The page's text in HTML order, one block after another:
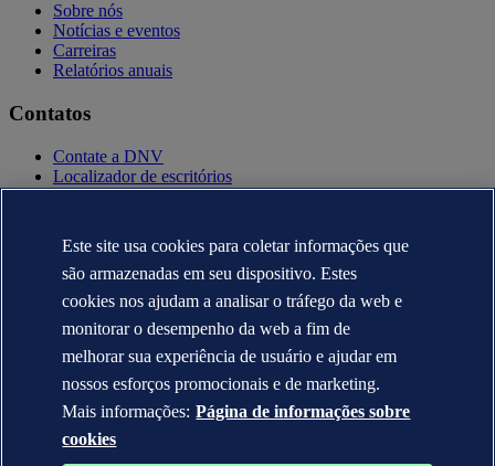
Sobre nós
Notícias e eventos
Carreiras
Relatórios anuais
Contatos
Contate a DNV
Localizador de escritórios
Contatos para imprensa
Política de privacidade
Termo de uso
Copyright © DNV AS 2025
Informação sobre cookies
Este site usa cookies para coletar informações que
são armazenadas em seu dispositivo. Estes
cookies nos ajudam a analisar o tráfego da web e
monitorar o desempenho da web a fim de
melhorar sua experiência de usuário e ajudar em
nossos esforços promocionais e de marketing.
Mais informações: Página de informações sobre
cookies